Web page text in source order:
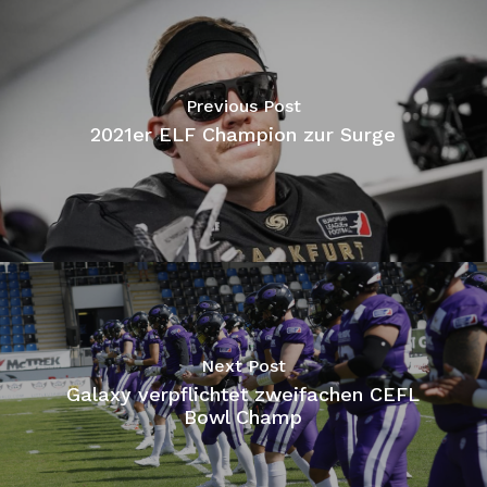
Previous Post
2021er ELF Champion zur Surge
Next Post
Galaxy verpflichtet zweifachen CEFL
Bowl Champ